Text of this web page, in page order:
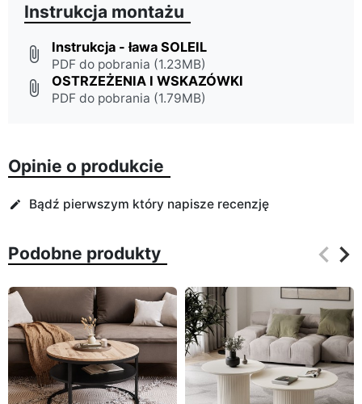
Instrukcja montażu
attach_file Instrukcja - ława SOLEIL
PDF do pobrania (1.23MB)
attach_file OSTRZEŻENIA I WSKAZÓWKI
PDF do pobrania (1.79MB)
Opinie o produkcie
edit Bądź pierwszym który napisze recenzję
Podobne produkty keyboard_arrow_left
keyboard_arrow_right